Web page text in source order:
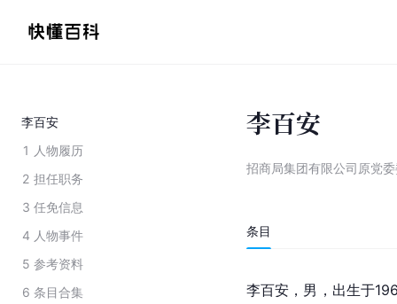
李百安
1 人物履历
2 担任职务
3 任免信息
4 人物事件
5 参考资料
6 条目合集
李百安
招商局集团有限公司原党
条目
李百安，男，出生于